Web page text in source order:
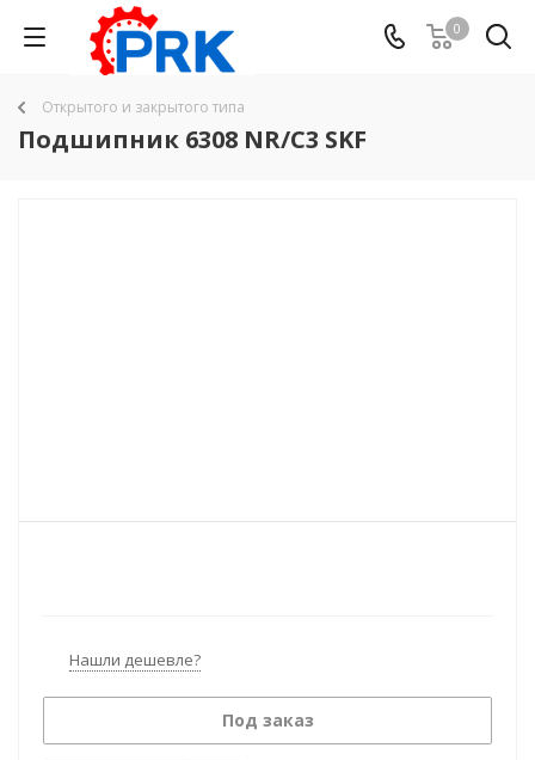
0
Открытого и закрытого типа
Подшипник 6308 NR/C3 SKF
Нашли дешевле?
Под заказ